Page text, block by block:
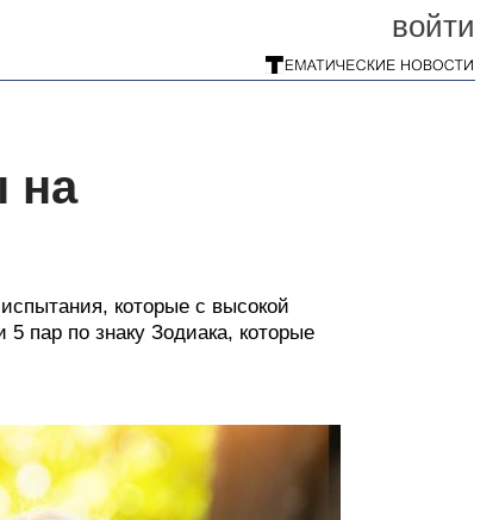
войти
на
которые с высокой
5 пар по знаку Зодиака, которые